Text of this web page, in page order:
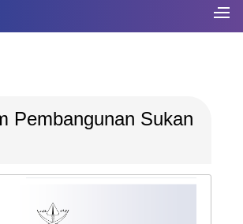
Pembangunan Sukan